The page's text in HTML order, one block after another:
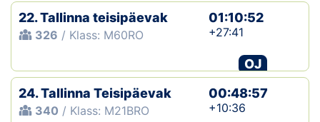
Tule klubisse!
Tulemused
Dokumendid
Klubid
22. Tallinna teisipäevak
326 / Klass: M60RO
01:10:52
+27:41
OJ
24. Tallinna Teisipäevak
340 / Klass: M21BRO
00:48:57
+10:36